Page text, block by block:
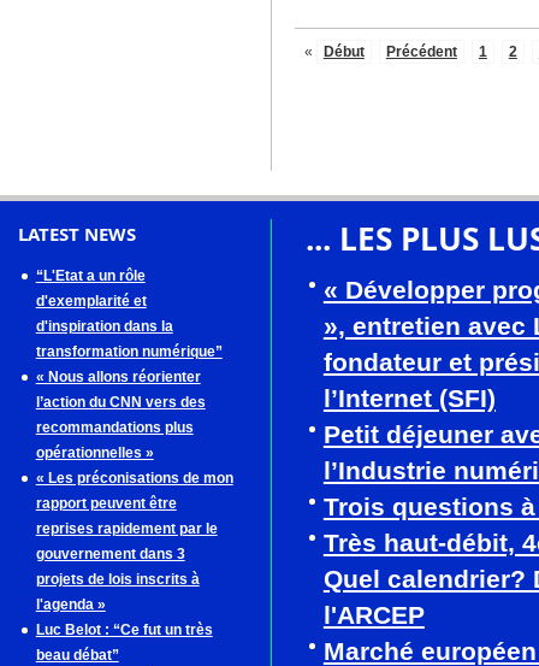
« Début Précédent 1 2
LATEST NEWS
“L'Etat a un rôle
d'exemplarité et
d'inspiration dans la
transformation numérique”
« Nous allons réorienter
l’action du CNN vers des
recommandations plus
opérationnelles »
« Les préconisations de mon
rapport peuvent être
reprises rapidement par le
gouvernement dans 3
projets de lois inscrits à
l'agenda »
Luc Belot : “Ce fut un très
beau débat”
... LES PLUS
« Développer
», entretien avec
fondateur et
l’Internet (SFI)
Petit déjeuner
l’Industrie
Trois questions
Très haut-débit,
Quel calendrier?
l'ARCEP
Marché